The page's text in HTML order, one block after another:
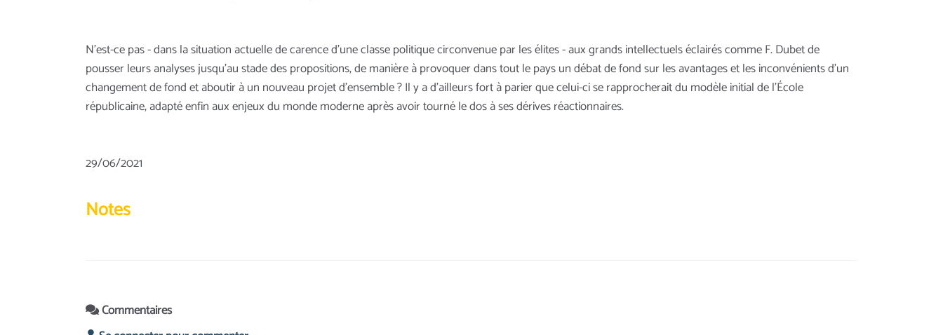
N’est-ce pas - dans la situation actuelle de carence d’une classe politique circonvenue par les élites - aux grands intellectuels éclairés comme F. Dubet de
pousser leurs analyses jusqu’au stade des propositions, de manière à provoquer dans tout le pays un débat de fond sur les avantages et les inconvénients d’un
changement de fond et aboutir à un nouveau projet d’ensemble ? Il y a d’ailleurs fort à parier que celui-ci se rapprocherait du modèle initial de l’École
républicaine, adapté enfin aux enjeux du monde moderne après avoir tourné le dos à ses dérives réactionnaires.
29/06/2021
Notes
Commentaires